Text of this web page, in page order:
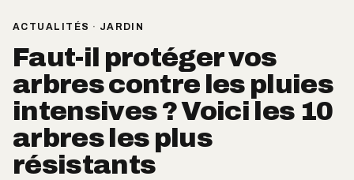
ACTUALITÉS · JARDIN
Faut-il protéger vos
arbres contre les pluies
intensives ? Voici les 10
arbres les plus
résistants